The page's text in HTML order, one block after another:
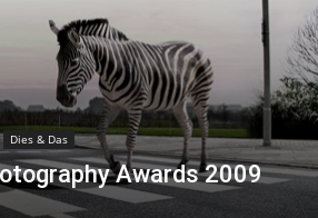
Dies & Das
Awards 2009